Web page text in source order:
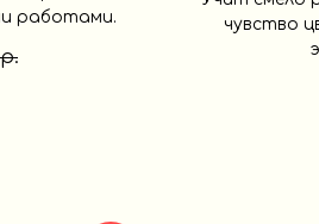
работами.
р.
чувство